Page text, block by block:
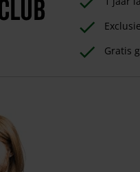
Gratis